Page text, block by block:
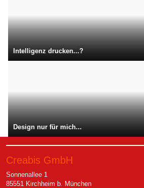
Intelligenz drucken...?
Design nur für mich...
Creabis GmbH
Sonnenallee 1
85551 Kirchheim b. München